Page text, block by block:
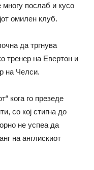
послаб и кусо
омилен клуб.
да тргнува
тренер на Евертон и
на Челси.
кога го презеде
со кој стигна до
не успеа да
на англискиот